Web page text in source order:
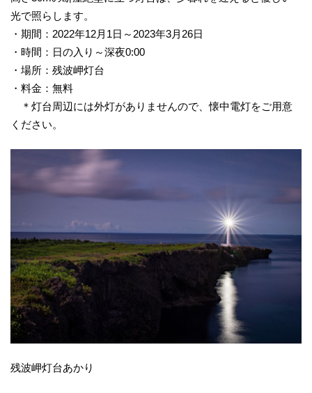
光で照らします。
・期間：2022年12月1日～2023年3月26日
・時間：日の入り～深夜0:00
・場所：残波岬灯台
・料金：無料
＊灯台周辺には外灯がありませんので、懐中電灯をご用意
ください。
残波岬灯台あかり